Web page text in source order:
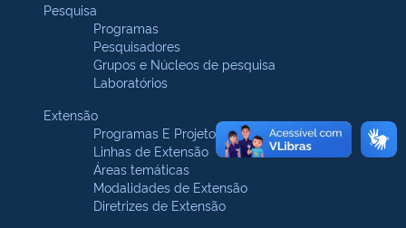
Pesquisa
Programas
Pesquisadores
Grupos e Núcleos de pesquisa
Laboratórios
Extensão
Programas E Projetos
Linhas de Extensão
Áreas temáticas
Modalidades de Extensão
Diretrizes de Extensão